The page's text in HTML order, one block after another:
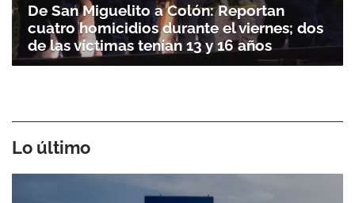
De San Miguelito a Colón: Reportan
cuatro homicidios durante el viernes; dos
de las víctimas tenían 13 y 16 años
Lo último